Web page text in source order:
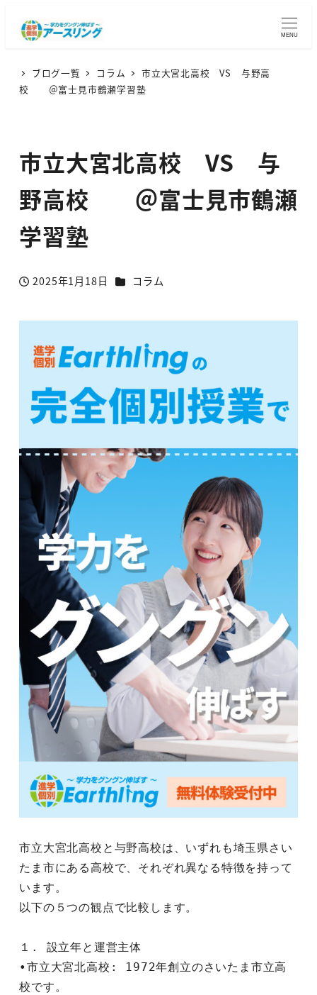
MENU
ブログ一覧 コラム
市立大宮北高校 VS 与野高
校 ＠富士見市鶴瀬学習塾
市立大宮北高校 VS 与
野高校 ＠富士見市鶴瀬
学習塾
投稿日
2025年1月18日 カテゴリー
コラム
市立大宮北高校と与野高校は、いずれも埼玉県さい
たま市にある高校で、それぞれ異なる特徴を持って
います。
以下の５つの観点で比較します。
１. 設立年と運営主体
•市立大宮北高校: 1972年創立のさいたま市立高
校です。